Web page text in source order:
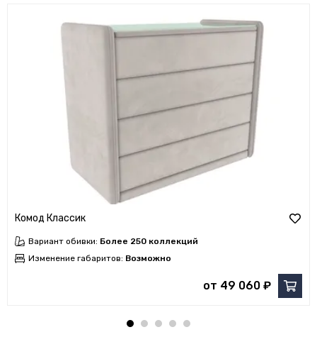
Комод Классик
Вариант обивки: Более 250 коллекций
Изменение габаритов: Возможно
от 49 060 ₽